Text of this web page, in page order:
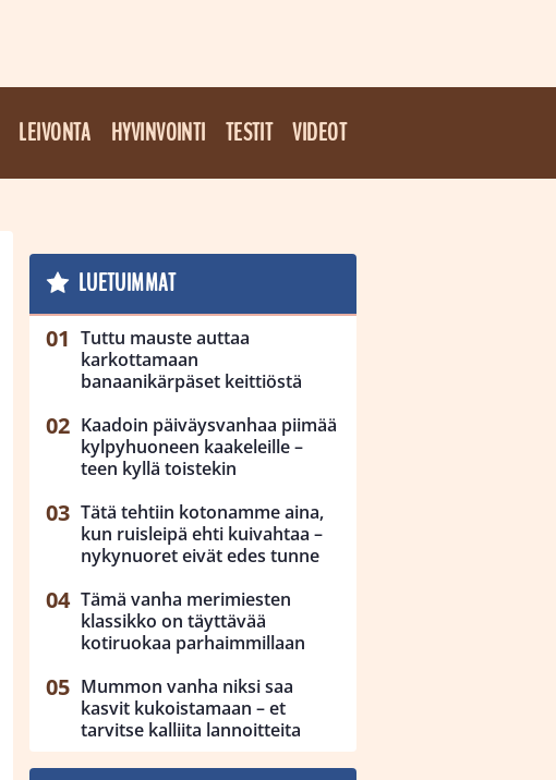
LEIVONTA HYVINVOINTI TESTIT VIDEOT
LUETUIMMAT
Tuttu mauste auttaa
karkottamaan
banaanikärpäset keittiöstä
Kaadoin päiväysvanhaa piimää
kylpyhuoneen kaakeleille –
teen kyllä toistekin
Tätä tehtiin kotonamme aina,
kun ruisleipä ehti kuivahtaa –
nykynuoret eivät edes tunne
Tämä vanha merimiesten
klassikko on täyttävää
kotiruokaa parhaimmillaan
Mummon vanha niksi saa
kasvit kukoistamaan – et
tarvitse kalliita lannoitteita